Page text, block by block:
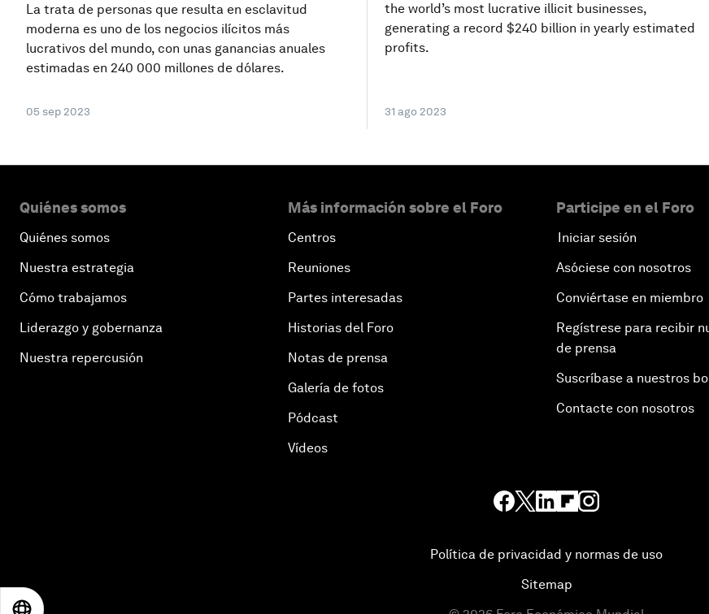
La trata de personas que resulta en esclavitud
moderna es uno de los negocios ilícitos más
lucrativos del mundo, con unas ganancias anuales
estimadas en 240 000 millones de dólares.
05 sep 2023
the world’s most lucrative illicit businesses,
generating a record $240 billion in yearly estimated
profits.
31 ago 2023
Quiénes somos
Quiénes somos
Nuestra estrategia
Cómo trabajamos
Liderazgo y gobernanza
Nuestra repercusión
Más información sobre el Foro
Centros
Reuniones
Partes interesadas
Historias del Foro
Notas de prensa
Galería de fotos
Pódcast
Vídeos
Participe en el Foro
Iniciar sesión
Asóciese con nosotros
Conviértase en miembro
Regístrese para recibir
de prensa
Suscríbase a nuestros
Contacte con nosotros
Política de privacidad y normas de uso
Sitemap